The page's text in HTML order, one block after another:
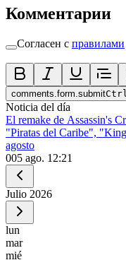
Комментарии
Согласен с правилами
comments.form.submitCtrl
Noticia del día
El remake de Assassin's
"Piratas del Caribe",
agosto
005 ago. 12:21
Julio 2026
lun
mar
mié